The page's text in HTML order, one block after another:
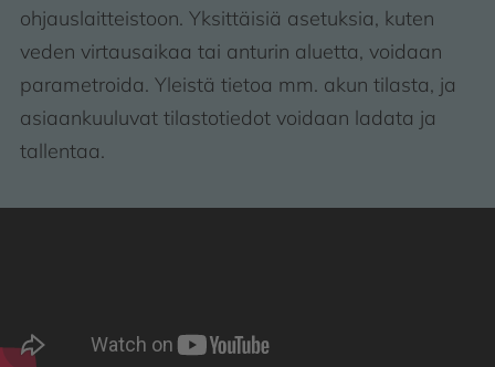
ohjauslaitteistoon. Yksittäisiä asetuksia, kuten
veden virtausaikaa tai anturin aluetta, voidaan
parametroida. Yleistä tietoa mm. akun tilasta, ja
asiaankuuluvat tilastotiedot voidaan ladata ja
tallentaa.